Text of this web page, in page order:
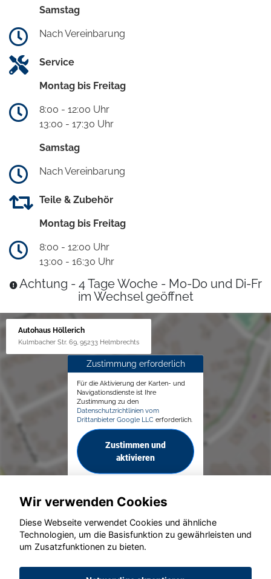
Samstag
Nach Vereinbarung
Service
Montag bis Freitag
8:00 - 12:00 Uhr
13:00 - 17:30 Uhr
Samstag
Nach Vereinbarung
Teile & Zubehör
Montag bis Freitag
8:00 - 12:00 Uhr
13:00 - 16:30 Uhr
Achtung - 4 Tage Woche - Mo-Do und Di-Fr
im Wechsel geöffnet
Autohaus Höllerich
Kulmbacher Str. 69, 95233 Helmbrechts
Zustimmung erforderlich
Für die Aktivierung der Karten- und
Navigationsdienste ist Ihre
Zustimmung zu den
Datenschutzrichtlinien vom
Drittanbieter Google LLC erforderlich.
Zustimmen und
aktivieren
© konjunkturmotor.de GmbH 2020 - 2026
Wir verwenden Cookies
Diese Webseite verwendet Cookies und ähnliche
Technologien, um die Basisfunktion zu gewährleisten und
um Zusatzfunktionen zu bieten.